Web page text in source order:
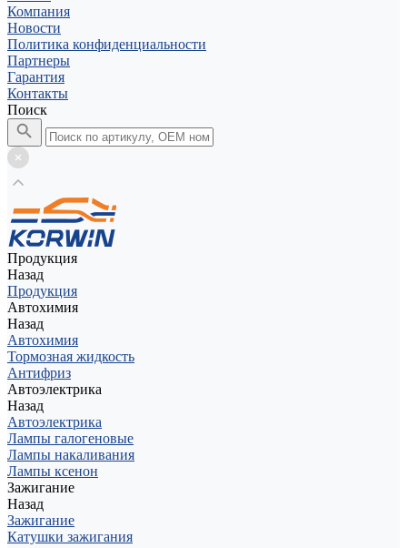
Компания
Новости
Политика конфиденциальности
Партнеры
Гарантия
Контакты
Поиск
Продукция
Назад
Продукция
Автохимия
Назад
Автохимия
Тормозная жидкость
Антифриз
Автоэлектрика
Назад
Автоэлектрика
Лампы галогеновые
Лампы накаливания
Лампы ксенон
Зажигание
Назад
Зажигание
Катушки зажигания